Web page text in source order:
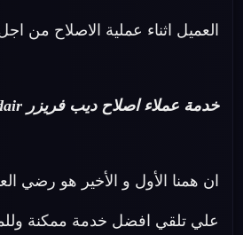
العميل اثناء عملية الاصلاح من
خدمة عملاء اصلاح ديب فريزر koldair
ان همنا الأول و الأخير هو رضي
علي تلقي افضل خدمة ممكنة